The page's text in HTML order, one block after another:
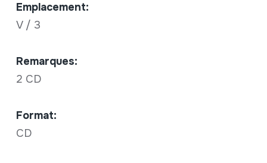
Emplacement:
V / 3
Remarques:
2 CD
Format:
CD